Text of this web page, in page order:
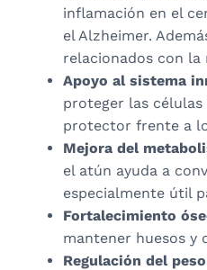
inflamación en el
el Alzheimer.
relacionados con la
Apoyo al sistema
proteger las
protector frente a
Mejora del
el atún ayuda a
especialmente útil
Fortalecimiento
mantener huesos y
Regulación del